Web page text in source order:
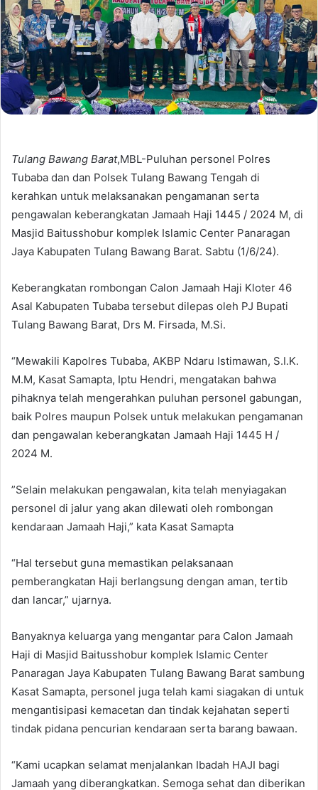
Tulang Bawang Barat,MBL-Puluhan personel Polres
Tubaba dan dan Polsek Tulang Bawang Tengah di
kerahkan untuk melaksanakan pengamanan serta
pengawalan keberangkatan Jamaah Haji 1445 / 2024 M, di
Masjid Baitusshobur komplek Islamic Center Panaragan
Jaya Kabupaten Tulang Bawang Barat. Sabtu (1/6/24).
Keberangkatan rombongan Calon Jamaah Haji Kloter 46
Asal Kabupaten Tubaba tersebut dilepas oleh PJ Bupati
Tulang Bawang Barat, Drs M. Firsada, M.Si.
“Mewakili Kapolres Tubaba, AKBP Ndaru Istimawan, S.I.K.
M.M, Kasat Samapta, Iptu Hendri, mengatakan bahwa
pihaknya telah mengerahkan puluhan personel gabungan,
baik Polres maupun Polsek untuk melakukan pengamanan
dan pengawalan keberangkatan Jamaah Haji 1445 H /
2024 M.
”Selain melakukan pengawalan, kita telah menyiagakan
personel di jalur yang akan dilewati oleh rombongan
kendaraan Jamaah Haji,” kata Kasat Samapta
“Hal tersebut guna memastikan pelaksanaan
pemberangkatan Haji berlangsung dengan aman, tertib
dan lancar,” ujarnya.
Banyaknya keluarga yang mengantar para Calon Jamaah
Haji di Masjid Baitusshobur komplek Islamic Center
Panaragan Jaya Kabupaten Tulang Bawang Barat sambung
Kasat Samapta, personel juga telah kami siagakan di untuk
mengantisipasi kemacetan dan tindak kejahatan seperti
tindak pidana pencurian kendaraan serta barang bawaan.
“Kami ucapkan selamat menjalankan Ibadah HAJI bagi
Jamaah yang diberangkatkan. Semoga sehat dan diberikan